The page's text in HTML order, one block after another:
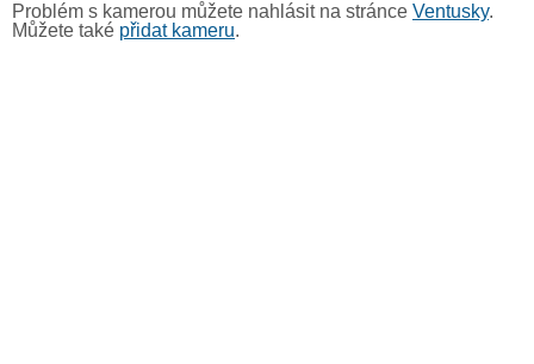
Problém s kamerou můžete nahlásit na stránce Ventusky.
Můžete také přidat kameru.